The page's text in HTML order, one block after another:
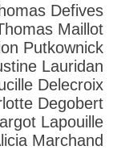
Defives
Maillot
Putkownick
Lauridan
Delecroix
Degobert
Lapouille
Marchand